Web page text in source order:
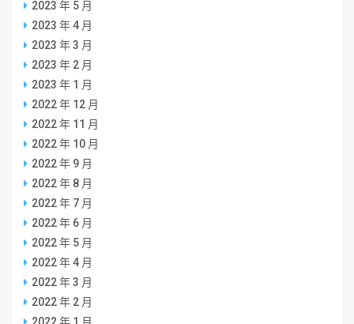
2023 年 5 月
2023 年 4 月
2023 年 3 月
2023 年 2 月
2023 年 1 月
2022 年 12 月
2022 年 11 月
2022 年 10 月
2022 年 9 月
2022 年 8 月
2022 年 7 月
2022 年 6 月
2022 年 5 月
2022 年 4 月
2022 年 3 月
2022 年 2 月